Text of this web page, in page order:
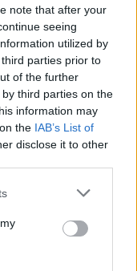
note that after your
seeing
utilized by
parties prior to
of the further
third parties on the
information may
the IAB’s List of
disclose it to other
s’acosta una mica
suïssa de Rafel